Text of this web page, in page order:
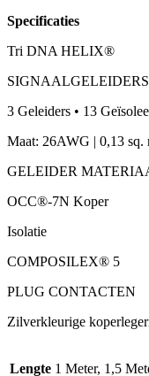
Specificaties
Tri DNA HELIX®
SIGNAALGELEIDERS
3 Geleiders • 13
Maat: 26AWG | 0,13 sq.
GELEIDER
OCC®-7N Koper
Isolatie
COMPOSILEX® 5
PLUG CONTACTEN
Zilverkleurige
Lengte 1 Meter, 1,5